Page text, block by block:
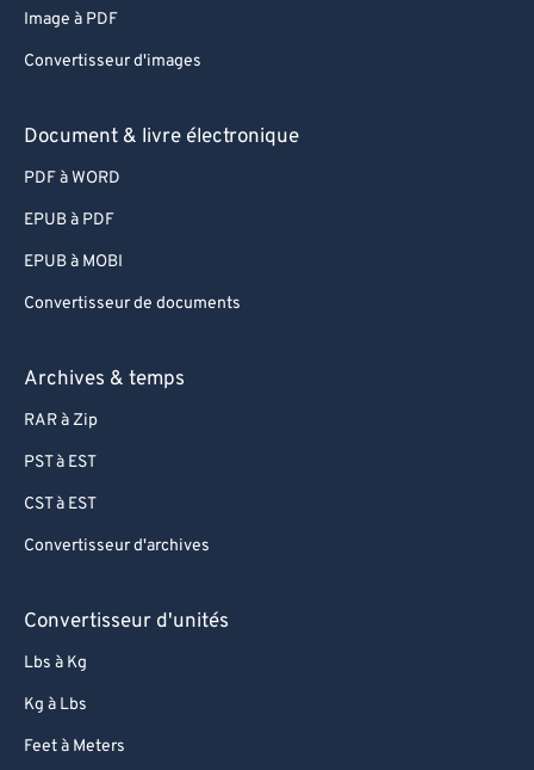
Image à PDF
Convertisseur d'images
Document & livre électronique
PDF à WORD
EPUB à PDF
EPUB à MOBI
Convertisseur de documents
Archives & temps
RAR à Zip
PST à EST
CST à EST
Convertisseur d'archives
Convertisseur d'unités
Lbs à Kg
Kg à Lbs
Feet à Meters